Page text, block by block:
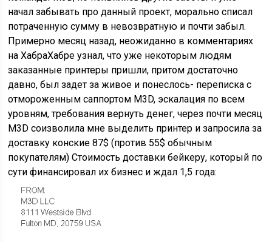
начал забывать про данный проект, морально списал
потраченную сумму в невозвратную и почти забыл.
Примерно месяц назад, неожиданно в комментариях
на ХабраХабре узнал, что уже некоторым людям
заказанные принтеры пришли, притом достаточно
давно, был задет за живое и понеслось- переписка с
отмороженным саппортом M3D, эскалация по всем
уровням, требования вернуть денег, через почти месяц
M3D соизволила мне выделить принтер и запросила за
доставку конские 87$ (против 55$ обычным
покупателям) Стоимость доставки бейкеру, который по
сути финансировал их бизнес и ждал 1,5 года: